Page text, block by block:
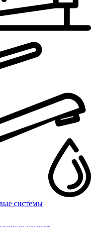
системы